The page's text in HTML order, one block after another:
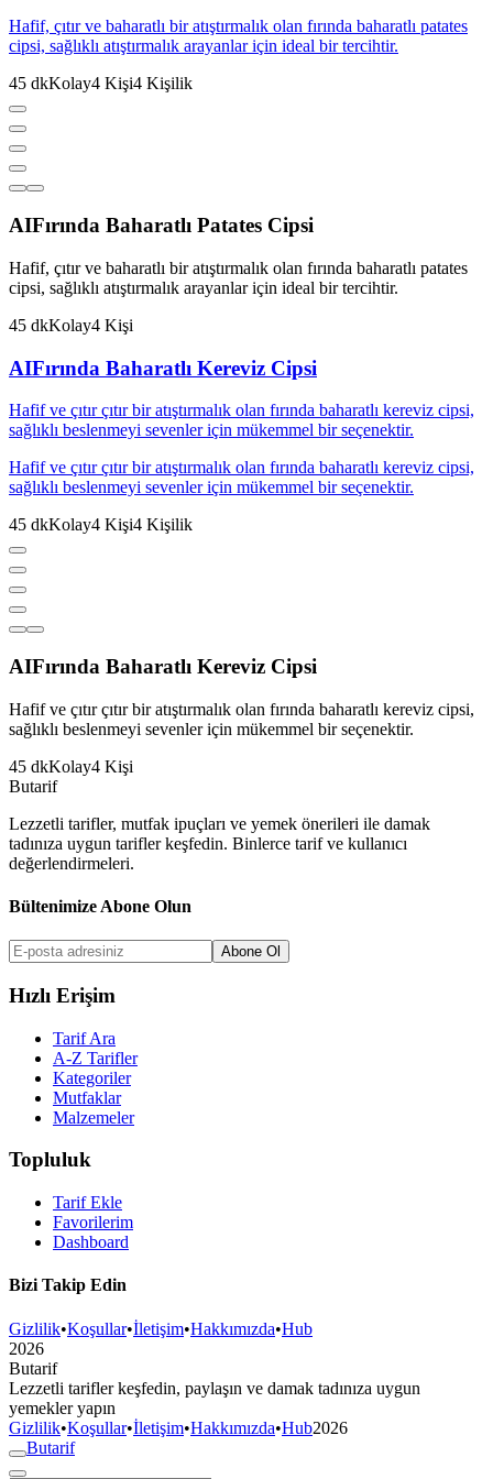
Hafif, çıtır ve baharatlı bir atıştırmalık olan fırında baharatlı patates
cipsi, sağlıklı atıştırmalık arayanlar için ideal bir tercihtir.
45 dkKolay4 Kişi4 Kişilik
AIFırında Baharatlı Patates Cipsi
Hafif, çıtır ve baharatlı bir atıştırmalık olan fırında baharatlı patates
cipsi, sağlıklı atıştırmalık arayanlar için ideal bir tercihtir.
45 dkKolay4 Kişi
AIFırında Baharatlı Kereviz Cipsi
Hafif ve çıtır çıtır bir atıştırmalık olan fırında baharatlı kereviz cipsi,
sağlıklı beslenmeyi sevenler için mükemmel bir seçenektir.
Hafif ve çıtır çıtır bir atıştırmalık olan fırında baharatlı kereviz cipsi,
sağlıklı beslenmeyi sevenler için mükemmel bir seçenektir.
45 dkKolay4 Kişi4 Kişilik
AIFırında Baharatlı Kereviz Cipsi
Hafif ve çıtır çıtır bir atıştırmalık olan fırında baharatlı kereviz cipsi,
sağlıklı beslenmeyi sevenler için mükemmel bir seçenektir.
45 dkKolay4 Kişi
Butarif
Lezzetli tarifler, mutfak ipuçları ve yemek önerileri ile damak
tadınıza uygun tarifler keşfedin. Binlerce tarif ve kullanıcı
değerlendirmeleri.
Bültenimize Abone Olun
Abone Ol
Hızlı Erişim
Tarif Ara
A-Z Tarifler
Kategoriler
Mutfaklar
Malzemeler
Topluluk
Tarif Ekle
Favorilerim
Dashboard
Bizi Takip Edin
Gizlilik•Koşullar•İletişim•Hakkımızda•Hub
2026
Butarif
Lezzetli tarifler keşfedin, paylaşın ve damak tadınıza uygun
yemekler yapın
Gizlilik•Koşullar•İletişim•Hakkımızda•Hub2026
Butarif